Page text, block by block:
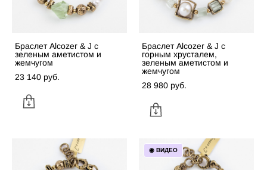
Браслет Alcozer & J с
зеленым аметистом и
жемчугом
23 140 pуб.
Браслет Alcozer & J с
горным хрусталем,
зеленым аметистом и
жемчугом
28 980 pуб.
◉ ВИДЕО